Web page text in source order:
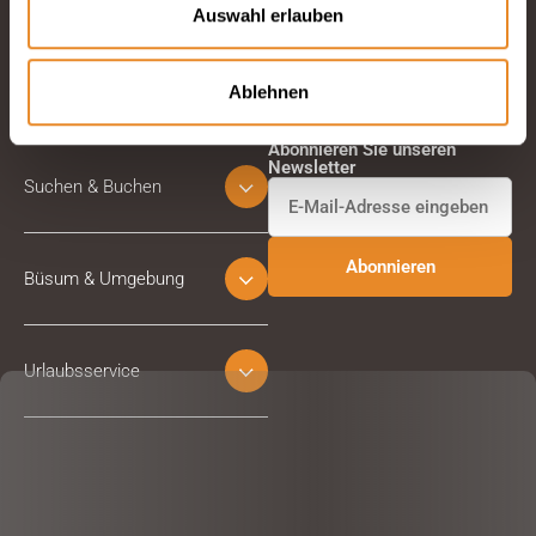
Auswahl erlauben
Ablehnen
Suchen & Buchen
Büsum & Umgebung
Urlaubsservice
Abonnieren Sie unseren
Newsletter